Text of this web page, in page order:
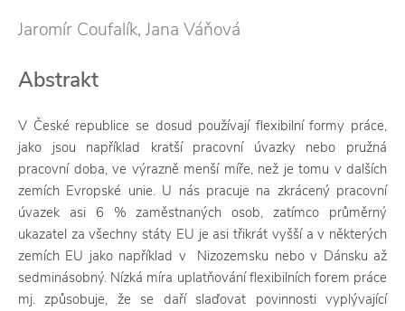
Jaromír Coufalík, Jana Váňová
Abstrakt
V České republice se dosud používají flexibilní formy práce,
jako jsou například kratší pracovní úvazky nebo pružná
pracovní doba, ve výrazně menší míře, než je tomu v dalších
zemích Evropské unie. U nás pracuje na zkrácený pracovní
úvazek asi 6 % zaměstnaných osob, zatímco průměrný
ukazatel za všechny státy EU je asi třikrát vyšší a v některých
zemích EU jako například v Nizozemsku nebo v Dánsku až
sedminásobný. Nízká míra uplatňování flexibilních forem práce
mj. způsobuje, že se daří slaďovat povinnosti vyplývající